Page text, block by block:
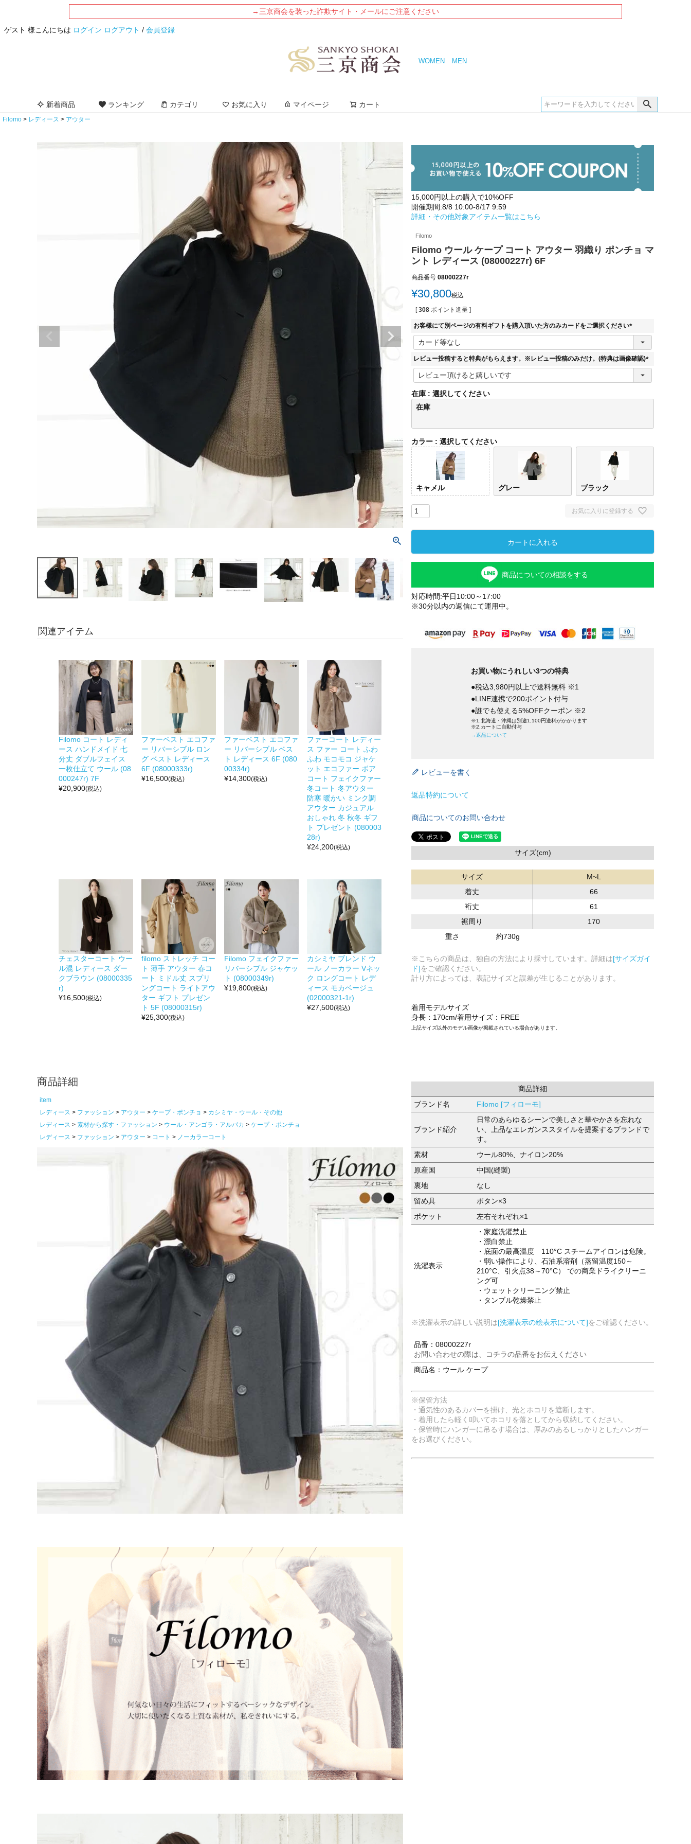
→三京商会を装った詐欺サイト・メールにご注意ください
ゲスト 様こんにちは ログイン ログアウト / 会員登録
WOMEN MEN
新着商品 ランキング カテゴリ お気に入り マイページ カート
Filomo レディース アウター
関連アイテム
Filomo コート レディ
ース ハンドメイド 七
分丈 ダブルフェイス
一枚仕立て ウール (08
000247r) 7F
¥20,900(税込)
ファーベスト エコファ
ー リバーシブル ロン
グ ベスト レディース
6F (08000333r)
¥16,500(税込)
ファーベスト エコファ
ー リバーシブル ベス
ト レディース 6F (080
00334r)
¥14,300(税込)
ファーコート レディー
ス ファー コート ふわ
ふわ モコモコ ジャケ
ット エコファー ボア
コート フェイクファー
冬コート 冬アウター
防寒 暖かい ミンク調
アウター カジュアル
おしゃれ 冬 秋冬 ギフ
ト プレゼント (080003
28r)
¥24,200(税込)
チェスターコート ウー
ル混 レディース ダー
クブラウン (08000335
r)
¥16,500(税込)
filomo ストレッチ コー
ト 薄手 アウター 春コ
ート ミドル丈 スプリ
ングコート ライトアウ
ター ギフト プレゼン
ト 5F (08000315r)
¥25,300(税込)
Filomo フェイクファー
リバーシブル ジャケッ
ト (08000349r)
¥19,800(税込)
カシミヤ ブレンド ウ
ール ノーカラー Vネッ
ク ロングコート レデ
ィース モカベージュ
(02000321-1r)
¥27,500(税込)
商品詳細
item
レディース
ファッション アウター ケープ・ポンチョ
カシミヤ・ウール・その他
レディース
素材から探す・ファッション ウール・アンゴラ・アルパカ
ケープ・ポンチョ
レディース
ファッション アウター コート ノーカラーコート
15,000円以上の購入で10%OFF
開催期間:8/8 10:00-8/17 9:59
詳細・その他対象アイテム一覧はこちら
Filomo
Filomo ウール ケープ コート アウター 羽織り ポンチョ マ
ント レディース (08000227r) 6F
商品番号 08000227r
¥30,800税込
[ 308 ポイント進呈 ]
お客様にて別ページの有料ギフトを購入頂いた方のみカードをご選択ください
(
須
レビュー投稿すると特典がもらえます。※レビュー投稿のみだけ。(特典は画像確認)
(
)
在庫
選択してください
在庫
カラー 選択してください
キャメル グレー ブラック
お気に入りに登録する
カートに入れる
商品についての相談をする
対応時間:平日10:00～17:00
※30分以内の返信にて運用中。
お買い物にうれしい3つの特典
●税込3,980円以上で送料無料 ※1
●LINE連携で200ポイント付与
●誰でも使える5%OFFクーポン ※2
※1.北海道・沖縄は別途1,100円送料がかかります
※2.カートに自動付与
→返品について
レビューを書く
返品特約について
商品についてのお問い合わせ
サイズ(cm)
サイズ
M~L
着丈
66
裄丈
61
裾周り
170
重さ
約730g
※こちらの商品は、独自の方法により採寸しています。詳細は[サイズガイ
ド]をご確認ください。
計り方によっては、表記サイズと誤差が生じることがあります。
着用モデルサイズ
身長：170cm/着用サイズ：FREE
上記サイズ以外のモデル画像が掲載されている場合があります。
商品詳細
ブランド名
Filomo [フィローモ]
ブランド紹介
日常のあらゆるシーンで美しさと華やかさを忘れな
い、上品なエレガンススタイルを提案するブランドで
す。
素材
ウール80%、ナイロン20%
原産国
中国(縫製)
裏地
なし
留め具
ボタン×3
ポケット
左右それぞれ×1
洗濯表示
・家庭洗濯禁止
・漂白禁止
・底面の最高温度 110°C スチームアイロンは危険。
・弱い操作により、石油系溶剤（蒸留温度150～
210°C、引火点38～70°C） での商業ドライクリーニ
ング可
・ウェットクリーニング禁止
・タンブル乾燥禁止
※洗濯表示の詳しい説明は[洗濯表示の絵表示について]をご確認ください。
品番：08000227r
お問い合わせの際は、コチラの品番をお伝えください
商品名：ウール ケープ
※保管方法
・通気性のあるカバーを掛け、光とホコリを遮断します。
・着用したら軽く叩いてホコリを落としてから収納してください。
・保管時にハンガーに吊るす場合は、厚みのあるしっかりとしたハンガー
をお選びください。